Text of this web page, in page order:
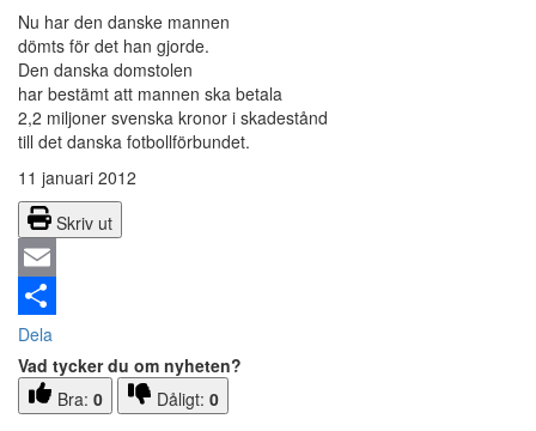
Nu har den danske mannen
dömts för det han gjorde.
Den danska domstolen
har bestämt att mannen ska betala
2,2 miljoner svenska kronor i skadestånd
till det danska fotbollförbundet.
11 januari 2012
Skriv ut
Email
Dela
Vad tycker du om nyheten?
Bra: 0 Dåligt: 0